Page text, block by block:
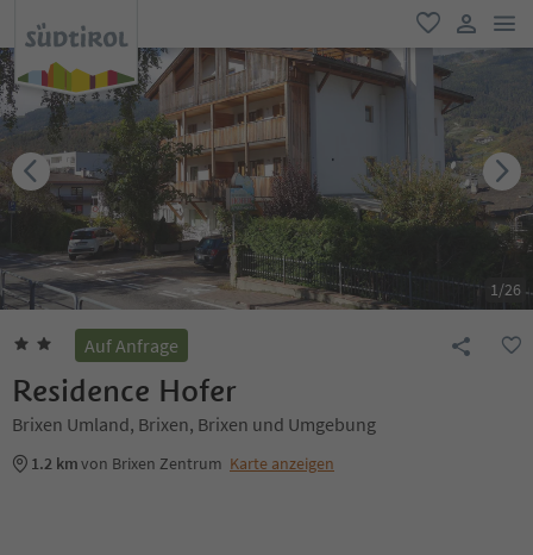
favorit
user link
1/26
Auf Anfrage
Residence Hofer
Brixen Umland, Brixen, Brixen und Umgebung
1.2 kmvon Brixen Zentrum Karte anzeigen